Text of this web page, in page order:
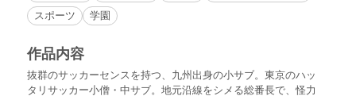
スポーツ
学園
作品内容
抜群のサッカーセンスを持つ、九州出身の小サブ。東京のハッ
タリサッカー小僧・中サブ。地元沿線をシメる総番長で、怪力